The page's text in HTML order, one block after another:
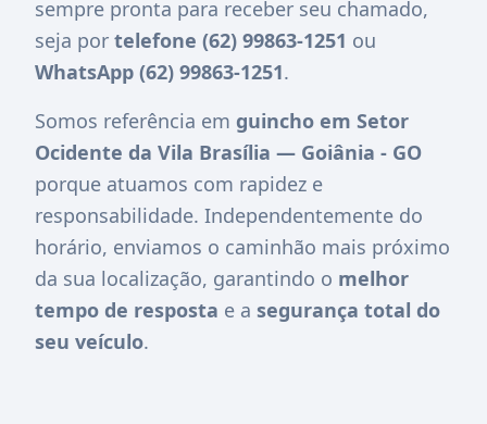
sempre pronta para receber seu chamado,
seja por telefone (62) 99863-1251 ou
WhatsApp (62) 99863-1251.
Somos referência em guincho em Setor
Ocidente da Vila Brasília — Goiânia - GO
porque atuamos com rapidez e
responsabilidade. Independentemente do
horário, enviamos o caminhão mais próximo
da sua localização, garantindo o melhor
tempo de resposta e a segurança total do
seu veículo.